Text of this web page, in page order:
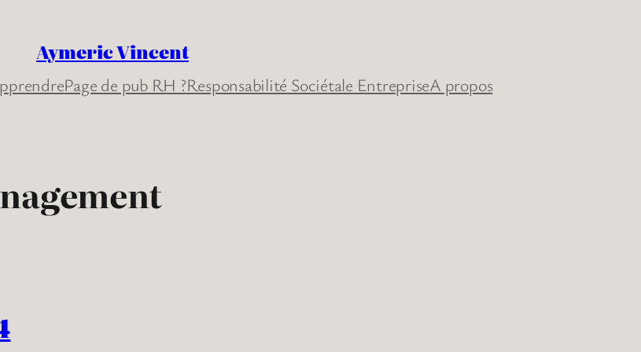
Aymeric Vincent
Page de pub RH ?Responsabilité Sociétale EntrepriseA propos